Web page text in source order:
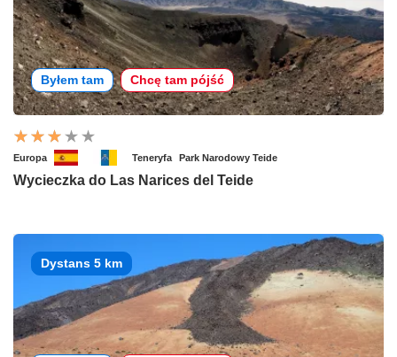
Byłem tam Chcę tam pójść
Europa Teneryfa Park Narodowy Teide
Wycieczka do Las Narices del Teide
Dystans 5 km